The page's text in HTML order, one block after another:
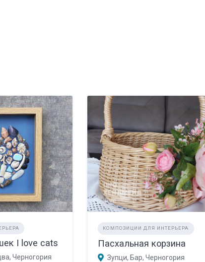
I love cats
Черногория
КОМПОЗИЦИИ ДЛЯ ИНТЕРЬЕРА
Пасхальная корзина
Зупци, Бар, Черногория